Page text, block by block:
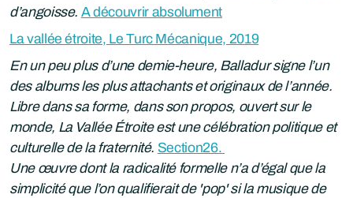
d’angoisse. A découvrir absolument
La vallée étroite, Le Turc Mécanique, 2019
En un peu plus d’une demie-heure, Balladur signe l’un
des albums les plus attachants et originaux de l’année.
Libre dans sa forme, dans son propos, ouvert sur le
monde, La Vallée Étroite est une célébration politique et
culturelle de la fraternité. Section26.
Une œuvre dont la radicalité formelle n’a d’égal que la
simplicité que l’on qualifierait de 'pop' si la musique de